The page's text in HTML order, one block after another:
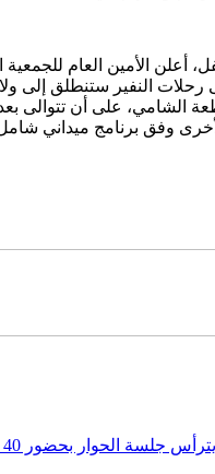
أعلن الأمين العام للجمعية
رحلات النفير ستنطلق إلى
الشامي، على أن تتوالى
الحوار بحضور 40 شخصية سياسية (فيديو)